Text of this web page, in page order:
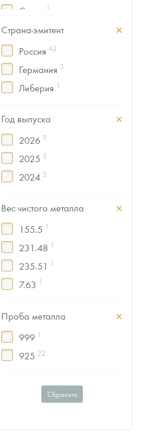
Монеты и жетоны из недрагоценных металлов
Книги по нумизматике
Спорт 1
Флора и фауна
Страна-эмитент
Россия 43
Германия 3
Либерия 1
Год выпуска
2026 9
2025 5
2024 2
Вес чистого металла
155.5 1
231.48 1
235.51 1
7.63 1
Проба металла
999 1
925 22
Сбросить